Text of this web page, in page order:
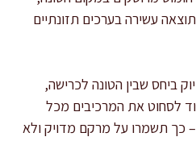
עשירה בערכים תזונתיים
ביחס שבין הטונה לכרישה,
לסחוט את המרכיבים מכל
כך תשמרו על מרקם מדויק ולא